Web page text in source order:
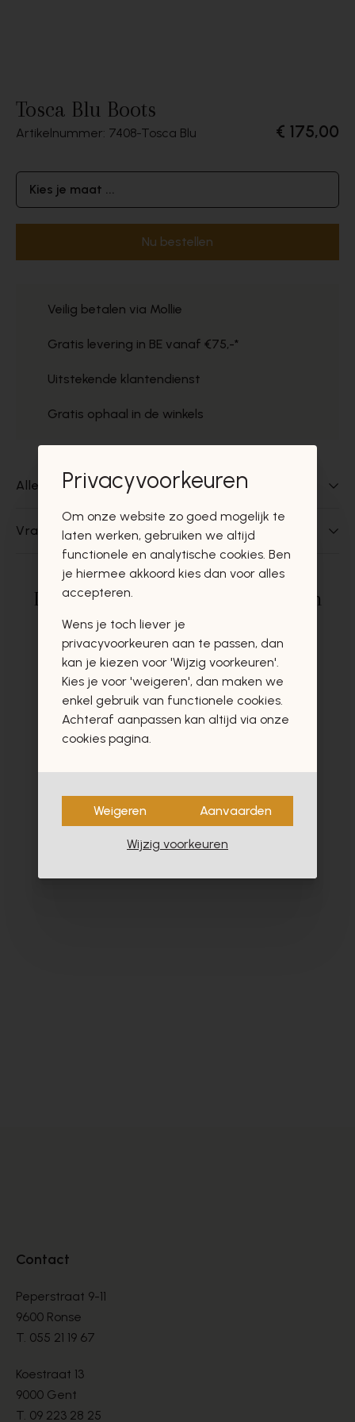
Tosca Blu Boots
Artikelnummer: 7408 Tosca Blu € 175,00
Kies je maat ...
Nu bestellen
Veilig betalen via Mollie
Gratis levering in BE vanaf €75,-*
Uitstekende klantendienst
Gratis ophaal in de winkels
Alles over dit product
Vragen over dit product?
Deze producten zullen u zeker en
vast ook interesseren
Contact
Peperstraat 9-11
9600 Ronse
T. 055 21 19 67
Koestraat 13
9000 Gent
T. 09 223 28 25
Privacyvoorkeuren
Om onze website zo goed mogelijk te
laten werken, gebruiken we altijd
functionele en analytische cookies. Ben
je hiermee akkoord kies dan voor alles
accepteren.
Wens je toch liever je
privacyvoorkeuren aan te passen, dan
kan je kiezen voor 'Wijzig voorkeuren'.
Kies je voor 'weigeren', dan maken we
enkel gebruik van functionele cookies.
Achteraf aanpassen kan altijd via onze
cookies pagina.
Weigeren Aanvaarden
Wijzig voorkeuren